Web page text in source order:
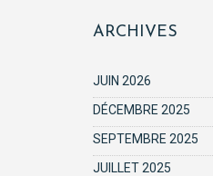
ARCHIVES
JUIN 2026
DÉCEMBRE 2025
SEPTEMBRE 2025
JUILLET 2025